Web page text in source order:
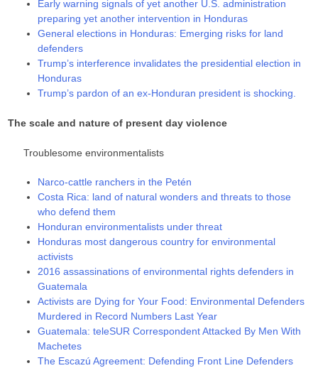
Early warning signals of yet another U.S. administration
preparing yet another intervention in Honduras
General elections in Honduras: Emerging risks for land
defenders
Trump’s interference invalidates the presidential election in
Honduras
Trump’s pardon of an ex-Honduran president is shocking.
The scale and nature of present day violence
Troublesome environmentalists
Narco-cattle ranchers in the Petén
Costa Rica: land of natural wonders and threats to those
who defend them
Honduran environmentalists under threat
Honduras most dangerous country for environmental
activists
2016 assassinations of environmental rights defenders in
Guatemala
Activists are Dying for Your Food: Environmental Defenders
Murdered in Record Numbers Last Year
Guatemala: teleSUR Correspondent Attacked By Men With
Machetes
The Escazú Agreement: Defending Front Line Defenders